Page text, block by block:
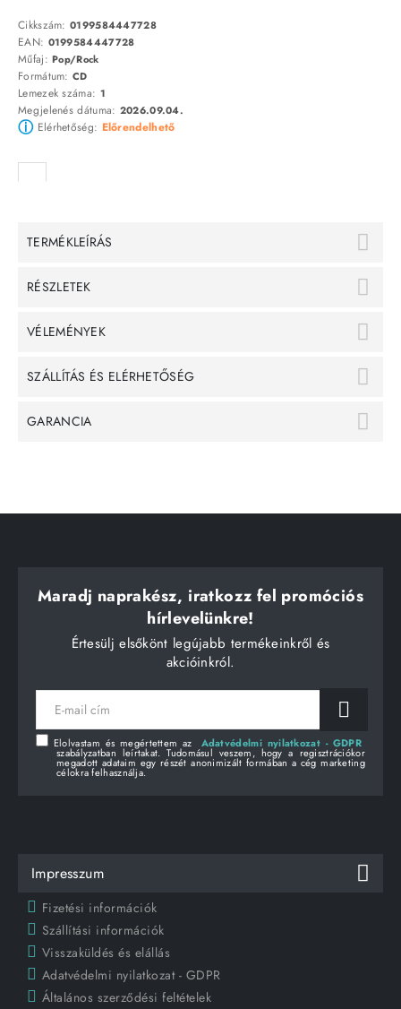
Cikkszám: 0199584447728
EAN: 0199584447728
Műfaj:Pop/Rock
Formátum: CD
Lemezek száma: 1
Megjelenés dátuma: 2026.09.04.
ⓘElérhetőség: Előrendelhető
TERMÉKLEÍRÁS
RÉSZLETEK
VÉLEMÉNYEK
SZÁLLÍTÁS ÉS ELÉRHETŐSÉG
GARANCIA
Maradj naprakész, iratkozz fel promóciós
hírlevelünkre!
Értesülj elsőkönt legújabb termékeinkről és
akcióinkról.
E-
mail
Elolvastam és megértettem az Adatvédelmi nyilatkozat - GDPR
szabályzatban leírtakat. Tudomásul veszem, hogy a regisztrációkor
megadott adataim egy részét anonimizált formában a cég marketing
célokra felhasználja.
Impresszum
Fizetési információk
Szállítási információk
Visszaküldés és elállás
Adatvédelmi nyilatkozat - GDPR
Általános szerződési feltételek